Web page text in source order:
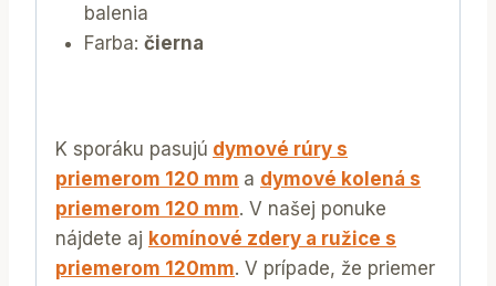
balenia
Farba: čierna
K sporáku pasujú dymové rúry s
priemerom 120 mm a dymové kolená s
priemerom 120 mm. V našej ponuke
nájdete aj komínové zdery a ružice s
priemerom 120mm. V prípade, že priemer